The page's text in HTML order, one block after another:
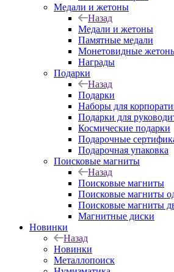
Медали и жетоны
Назад
Медали и жетоны
Памятные медали
Монетовидные
Награды
Подарки
Назад
Подарки
Наборы для
Подарки для
Космические подарки
Подарочные
Подарочная упаковка
Поисковые магниты
Назад
Поисковые магниты
Поисковые магниты
Поисковые магниты
Магнитные диски
Новинки
Назад
Новинки
Металлопоиск